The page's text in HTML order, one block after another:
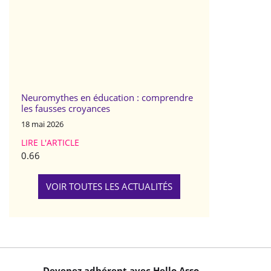
Neuromythes en éducation : comprendre
les fausses croyances
18 mai 2026
LIRE L'ARTICLE
VOIR TOUTES LES ACTUALITÉS